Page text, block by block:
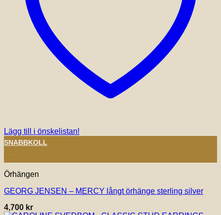
Lägg till i önskelistan!
+
SNABBKOLL
Örhängen
GEORG JENSEN – MERCY långt örhänge sterling silver
4,700 kr